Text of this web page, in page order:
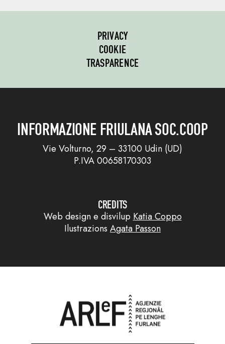
PRIVACY
COOKIE
TRASPARENCE
INFORMAZIONE FRIULANA SOC.COOP
Vie Volturno, 29 – 33100 Udin (UD)
P.IVA 00658170303
CREDITS
Web design e disvilup Katia Coppo
Ilustrazions Agata Passon